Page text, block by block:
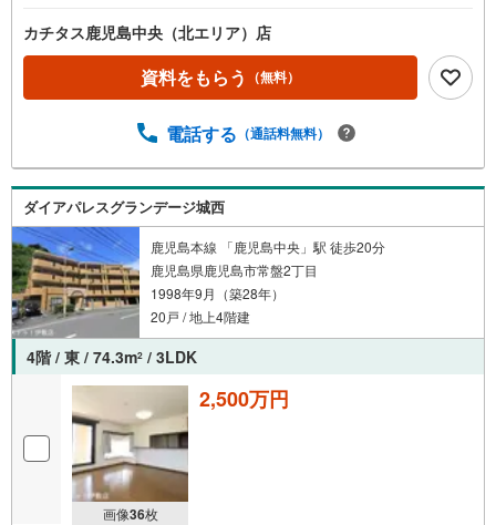
カチタス鹿児島中央（北エリア）店
資料をもらう （無料）
電話する （通話料無料）
ダイアパレスグランデージ城西
鹿児島本線 「鹿児島中央」駅 徒歩20分
鹿児島県鹿児島市常盤2丁目
1998年9月（築28年）
20戸 / 地上4階建
4階 / 東 / 74.3m2 / 3LDK
画像36枚
2,500万円